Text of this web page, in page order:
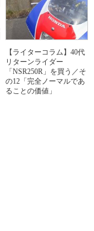
【ライターコラム】40代
リターンライダー
「NSR250R」を買う／そ
の12「完全ノーマルであ
ることの価値」